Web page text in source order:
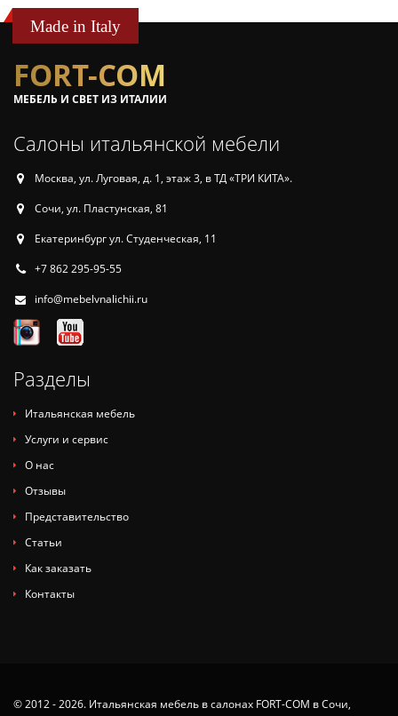
Made in Italy
FORT-COM
МЕБЕЛЬ И СВЕТ ИЗ ИТАЛИИ
Салоны итальянской мебели
Москва, ул. Луговая, д. 1, этаж 3, в ТД «ТРИ КИТА».
Сочи, ул. Пластунская, 81
Екатеринбург ул. Студенческая, 11
+7 862 295-95-55
info@mebelvnalichii.ru
Разделы
Итальянская мебель
Услуги и сервис
О нас
Отзывы
Представительство
Статьи
Как заказать
Контакты
© 2012 - 2026. Итальянская мебель в салонах FORT-COM в Сочи,